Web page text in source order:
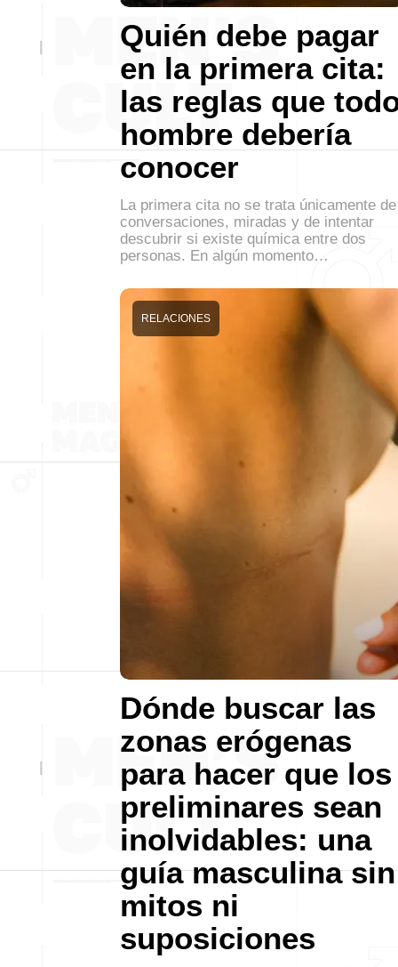
Quién debe pagar
en la primera cita:
las reglas que
hombre debería
conocer
La primera cita no se trata únicamente de
conversaciones, miradas y de intentar
descubrir si existe química entre dos
personas. En algún momento…
Dónde buscar las
zonas erógenas
para hacer que los
preliminares sean
inolvidables: una
guía masculina sin
mitos ni
suposiciones
RELACIONES